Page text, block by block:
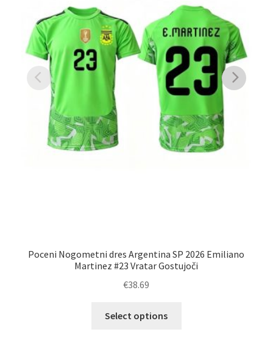
Poceni Nogometni dres Argentina SP 2026 Emiliano
Martinez #23 Vratar Gostujoči
€38.69
Select options